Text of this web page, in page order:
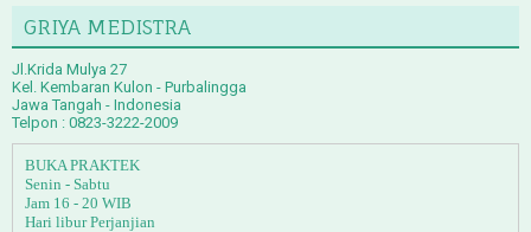
GRIYA MEDISTRA
Jl.Krida Mulya 27
Kel. Kembaran Kulon - Purbalingga
Jawa Tangah - Indonesia
Telpon : 0823-3222-2009
BUKA PRAKTEK
Senin - Sabtu
Jam 16 - 20 WIB
Hari libur Perjanjian